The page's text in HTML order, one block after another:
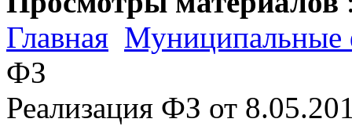
Главная Муниципальные
ФЗ
Реализация ФЗ от